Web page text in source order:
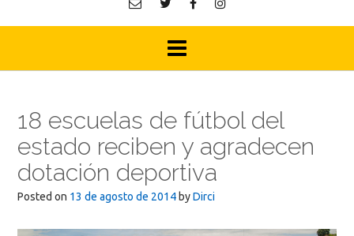
18 escuelas de fútbol del
estado reciben y agradecen
dotación deportiva
Posted on 13 de agosto de 2014 byDirci